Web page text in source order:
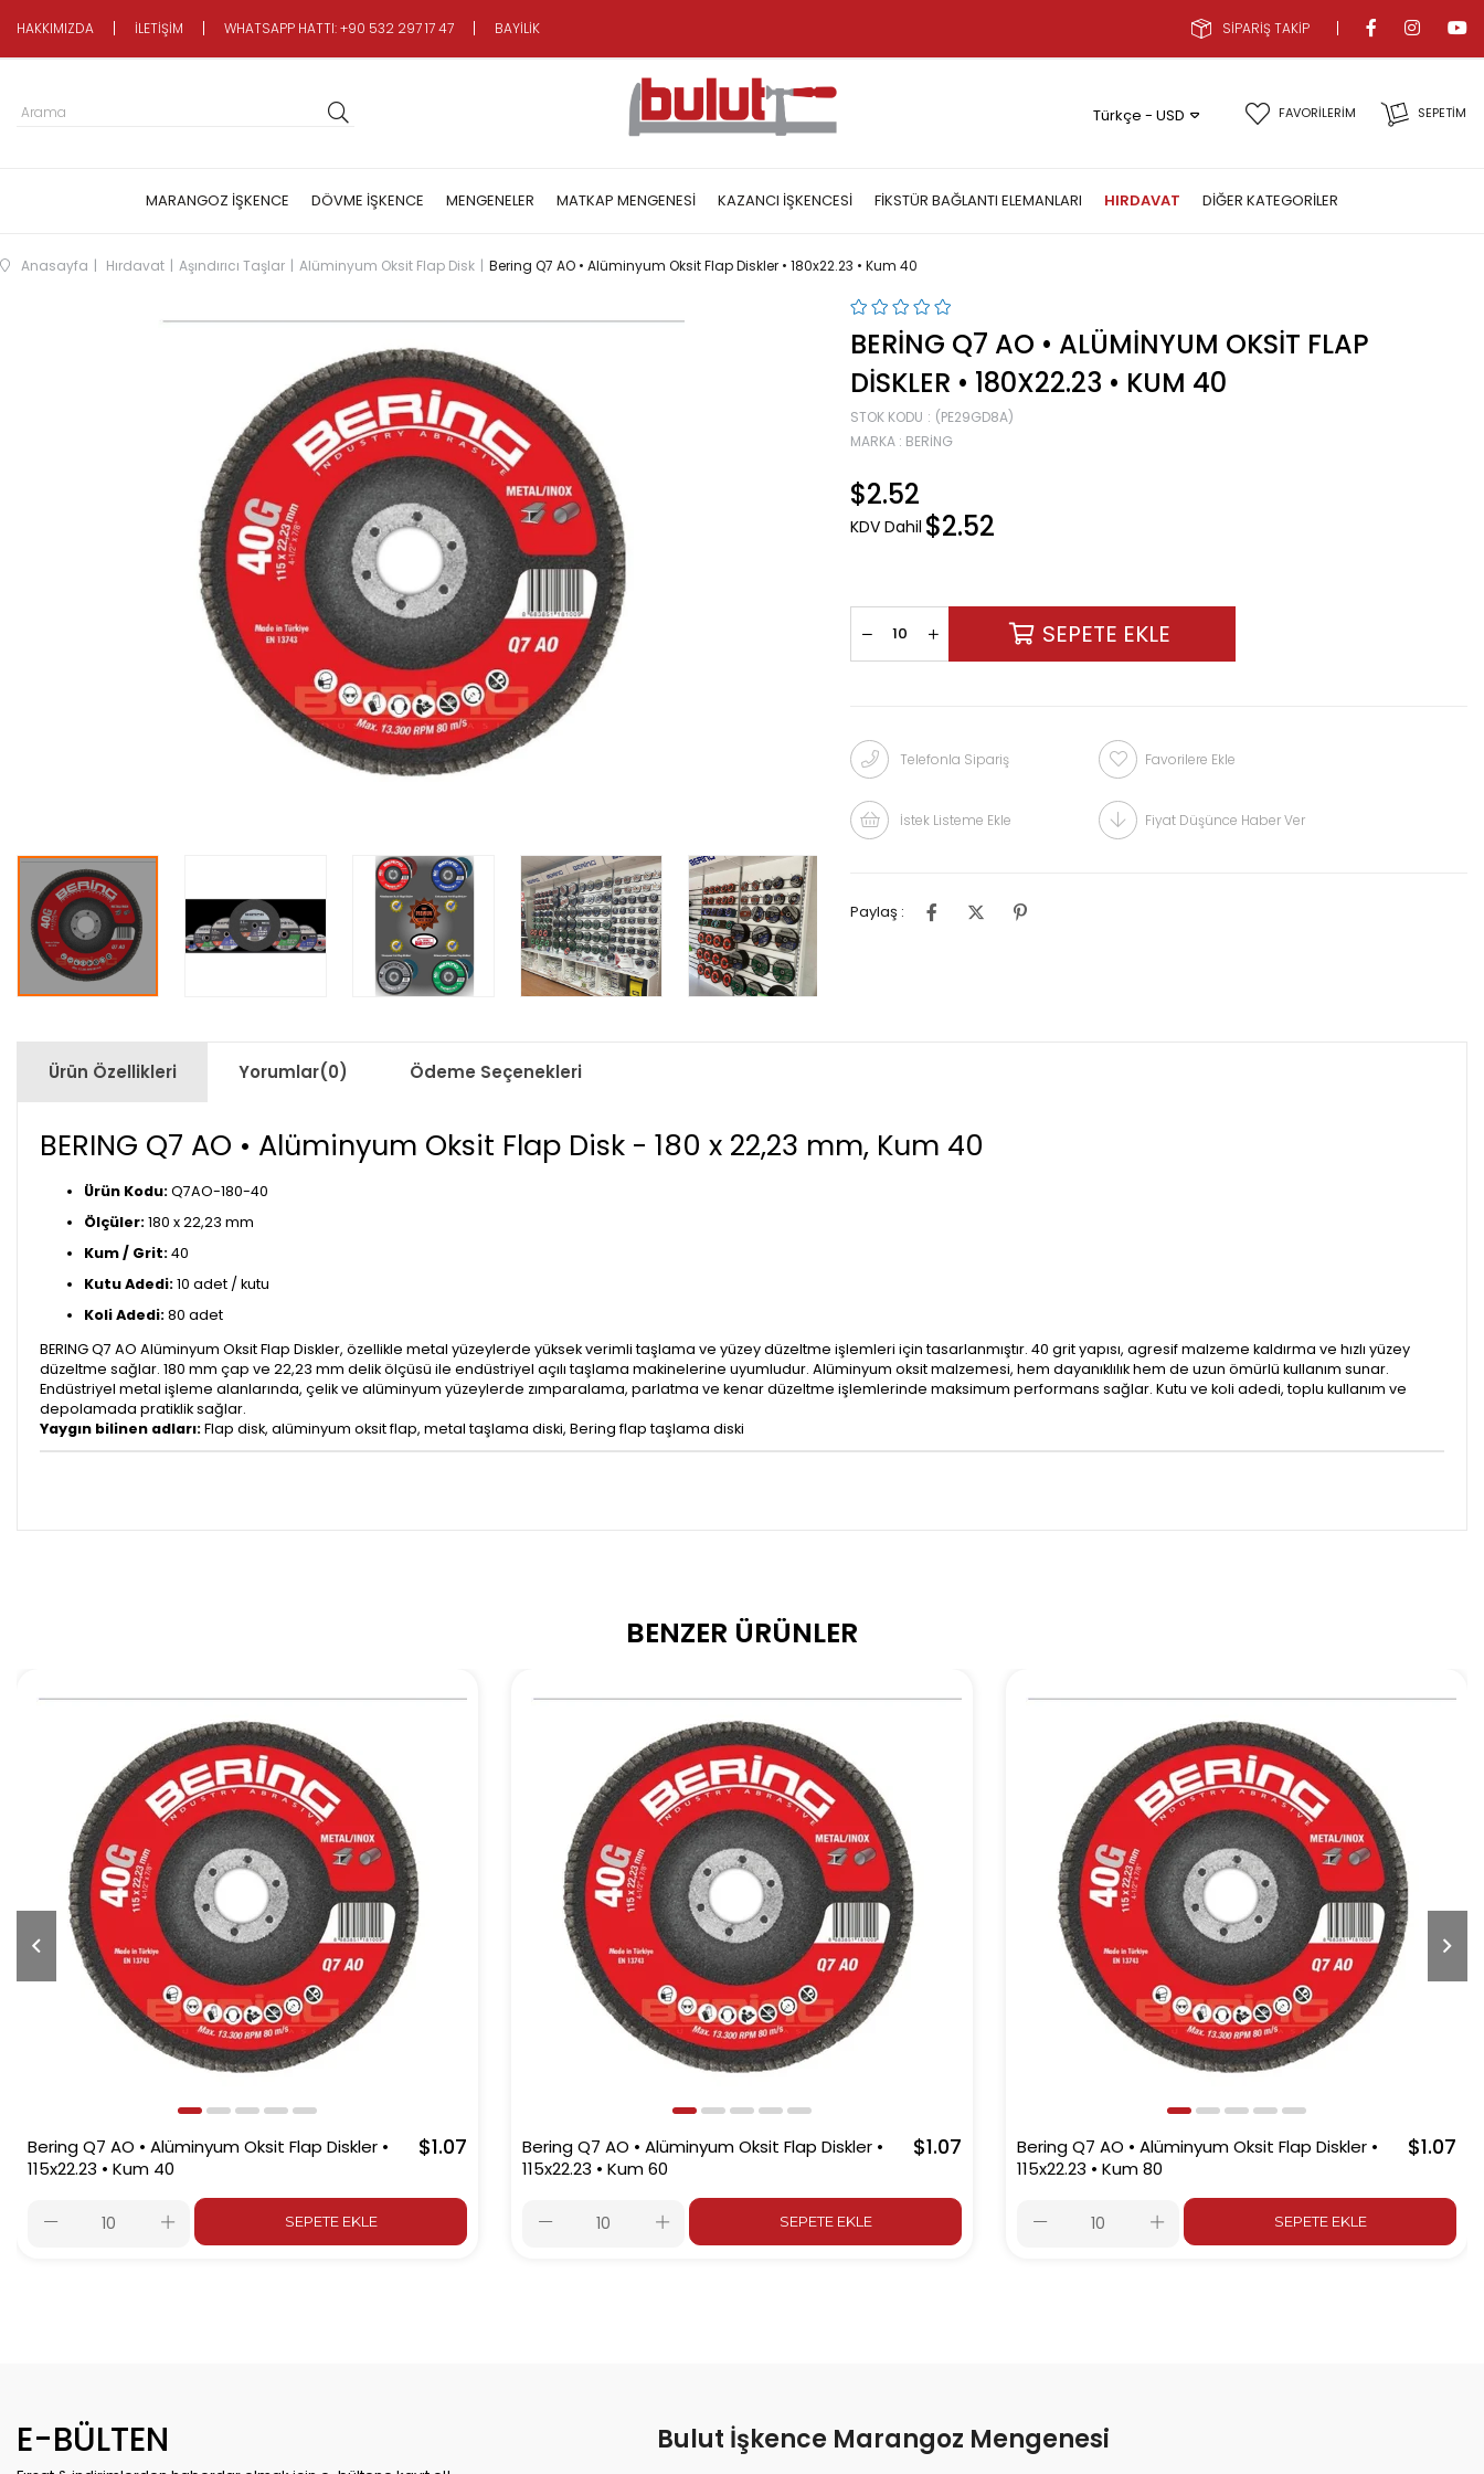
HAKKIMIZDA İLETİŞİM WHATSAPP HATTI: +90 532 297 17 47 BAYİLİK SİPARİŞ TAKİP
SEPETIM
FAVORİLERİM
Türkçe - USD
MARANGOZ İŞKENCE DÖVME İŞKENCE MENGENELER MATKAP MENGENESI KAZANCI İŞKENCESI FIKSTÜR BAĞLANTI ELEMANLARI HIRDAVAT DIĞER KATEGORILER
Anasayfa Hırdavat Aşındırıcı Taşlar Alüminyum Oksit Flap Disk Bering Q7 AO • Alüminyum Oksit Flap Diskler • 180x22.23 • Kum 40
BERING Q7 AO • ALÜMINYUM OKSIT FLAP
DISKLER • 180X22.23 • KUM 40
STOK KODU
(PE29GD8A)
MARKA : BERING
$2.52
KDV Dahil $2.52
Telefonla Sipariş Favorilere Ekle
İstek Listeme Ekle Fiyat Düşünce Haber Ver
Paylaş :
Ürün Özellikleri Yorumlar(0) Ödeme Seçenekleri
BERING Q7 AO • Alüminyum Oksit Flap Disk - 180 x 22,23 mm, Kum 40
Ürün Kodu:Q7AO-180-40
Ölçüler:180 x 22,23 mm
Kum / Grit:40
Kutu Adedi:10 adet / kutu
Koli Adedi:80 adet
BERING Q7 AO Alüminyum Oksit Flap Diskler, özellikle metal yüzeylerde yüksek verimli taşlama ve yüzey düzeltme işlemleri için tasarlanmıştır. 40 grit yapısı, agresif malzeme kaldırma ve hızlı yüzey
düzeltme sağlar. 180 mm çap ve 22,23 mm delik ölçüsü ile endüstriyel açılı taşlama makinelerine uyumludur. Alüminyum oksit malzemesi, hem dayanıklılık hem de uzun ömürlü kullanım sunar.
Endüstriyel metal işleme alanlarında, çelik ve alüminyum yüzeylerde zımparalama, parlatma ve kenar düzeltme işlemlerinde maksimum performans sağlar. Kutu ve koli adedi, toplu kullanım ve
depolamada pratiklik sağlar.
Yaygın bilinen adları:Flap disk, alüminyum oksit flap, metal taşlama diski, Bering flap taşlama diski
BENZER ÜRÜNLER
Bering Q7 AO • Alüminyum Oksit Flap Diskler •
115x22.23 • Kum 40
$1.07
SEPETE EKLE
Bering Q7 AO • Alüminyum Oksit Flap Diskler •
115x22.23 • Kum 60
$1.07
SEPETE EKLE
Bering Q7 AO • Alüminyum Oksit Flap Diskler •
115x22.23 • Kum 80
$1.07
SEPETE EKLE
E-BÜLTEN Bulut İşkence Marangoz Mengenesi